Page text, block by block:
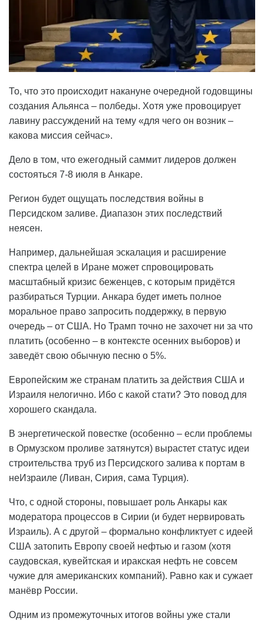
То, что это происходит накануне очередной годовщины
создания Альянса – полбеды. Хотя уже провоцирует
лавину рассуждений на тему «для чего он возник –
какова миссия сейчас».
Дело в том, что ежегодный саммит лидеров должен
состояться 7-8 июля в Анкаре.
Регион будет ощущать последствия войны в
Персидском заливе. Диапазон этих последствий
неясен.
Например, дальнейшая эскалация и расширение
спектра целей в Иране может спровоцировать
масштабный кризис беженцев, с которым придётся
разбираться Турции. Анкара будет иметь полное
моральное право запросить поддержку, в первую
очередь – от США. Но Трамп точно не захочет ни за что
платить (особенно – в контексте осенних выборов) и
заведёт свою обычную песню о 5%.
Европейским же странам платить за действия США и
Израиля нелогично. Ибо с какой стати? Это повод для
хорошего скандала.
В энергетической повестке (особенно – если проблемы
в Ормузском проливе затянутся) вырастет статус идеи
строительства труб из Персидского залива к портам в
неИзраиле (Ливан, Сирия, сама Турция).
Что, с одной стороны, повышает роль Анкары как
модератора процессов в Сирии (и будет нервировать
Израиль). А с другой – формально конфликтует с идеей
США затопить Европу своей нефтью и газом (хотя
саудовская, кувейтская и иракская нефть не совсем
чужие для американских компаний). Равно как и сужает
манёвр России.
Одним из промежуточных итогов войны уже стали